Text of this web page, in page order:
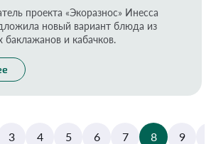
проекта «Экоразнос» Инесса
новый вариант блюда из
и кабачков.
3 4 5 6 7 8 9